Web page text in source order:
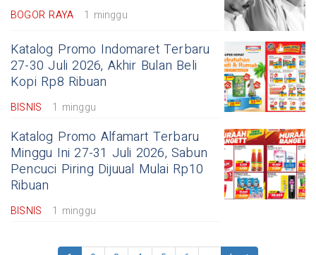
BOGOR RAYA 1 minggu
Katalog Promo Indomaret Terbaru
27-30 Juli 2026, Akhir Bulan Beli
Kopi Rp8 Ribuan
BISNIS 1 minggu
Katalog Promo Alfamart Terbaru
Minggu Ini 27-31 Juli 2026, Sabun
Pencuci Piring Dijuual Mulai Rp10
Ribuan
BISNIS 1 minggu